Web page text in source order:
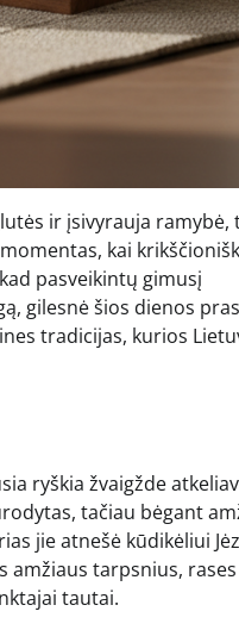
ir įsivyrauja ramybė,
kai
pasveikintų gimusį
gilesnė šios dienos
tradicijas, kurios
ryškia žvaigžde
tačiau bėgant
jie atnešė kūdikėliui
amžiaus tarpsnius,
tautai.